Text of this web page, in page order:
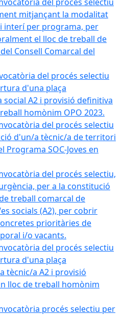
mitjançant la modalitat
interí per programa, per
el lloc de treball de
Consell Comarcal del
del procés selectiu
d'una plaça
social A2 i provisió definitiva
homònim OPO 2023.
del procés selectiu
d'un/a tècnic/a de territori
Programa SOC-Joves en
del procés selectiu,
per a la constitució
treball comarcal de
socials (A2), per cobrir
prioritàries de
i/o vacants.
del procés selectiu
d'una plaça
tècnic/a A2 i provisió
lloc de treball homònim
procés selectiu per